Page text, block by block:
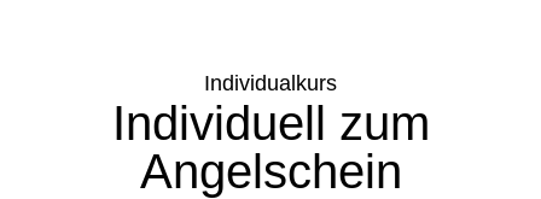
Individualkurs
Individuell zum
Angelschein